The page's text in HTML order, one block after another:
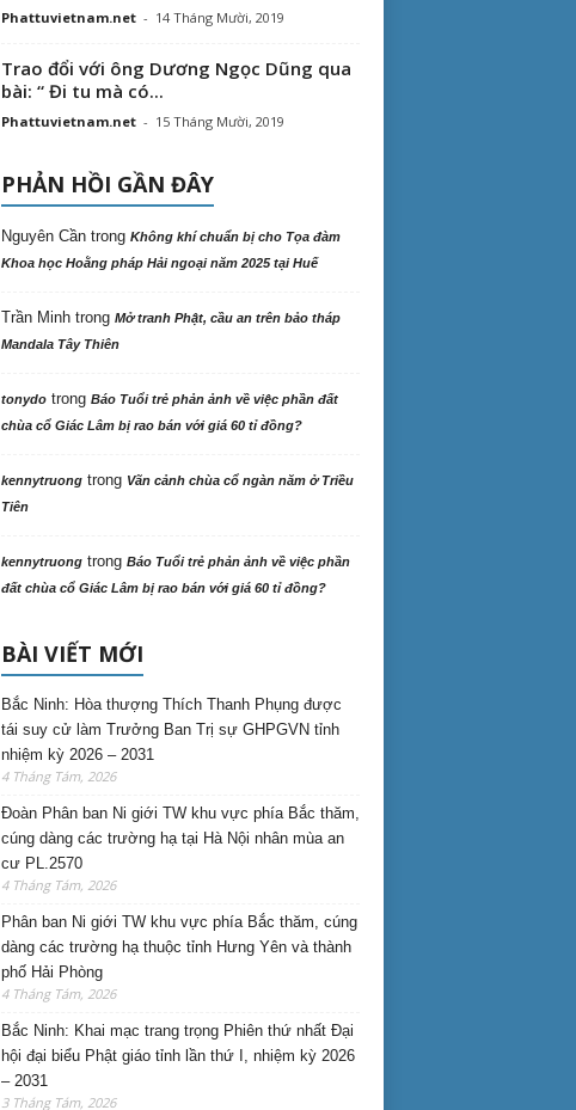
Phattuvietnam.net - 14 Tháng Mười, 2019
Trao đổi với ông Dương Ngọc Dũng qua
bài: “ Đi tu mà có...
Phattuvietnam.net - 15 Tháng Mười, 2019
PHẢN HỒI GẦN ĐÂY
Nguyên Cầntrong Không khí chuẩn bị cho Tọa đàm
Khoa học Hoằng pháp Hải ngoại năm 2025 tại Huế
Trần Minhtrong Mở tranh Phật, cầu an trên bảo tháp
Mandala Tây Thiên
tonydotrong Báo Tuổi trẻ phản ảnh về việc phần đất
chùa cổ Giác Lâm bị rao bán với giá 60 tỉ đồng?
kennytruongtrong Vãn cảnh chùa cổ ngàn năm ở Triều
Tiên
kennytruongtrong Báo Tuổi trẻ phản ảnh về việc phần
đất chùa cổ Giác Lâm bị rao bán với giá 60 tỉ đồng?
BÀI VIẾT MỚI
Bắc Ninh: Hòa thượng Thích Thanh Phụng được
tái suy cử làm Trưởng Ban Trị sự GHPGVN tỉnh
nhiệm kỳ 2026 – 2031
4 Tháng Tám, 2026
Đoàn Phân ban Ni giới TW khu vực phía Bắc thăm,
cúng dàng các trường hạ tại Hà Nội nhân mùa an
cư PL.2570
4 Tháng Tám, 2026
Phân ban Ni giới TW khu vực phía Bắc thăm, cúng
dàng các trường hạ thuộc tỉnh Hưng Yên và thành
phố Hải Phòng
4 Tháng Tám, 2026
Bắc Ninh: Khai mạc trang trọng Phiên thứ nhất Đại
hội đại biểu Phật giáo tỉnh lần thứ I, nhiệm kỳ 2026
– 2031
3 Tháng Tám, 2026